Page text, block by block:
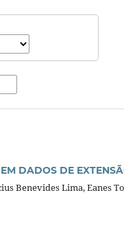
DADOS DE
Benevides Lima, Eanes